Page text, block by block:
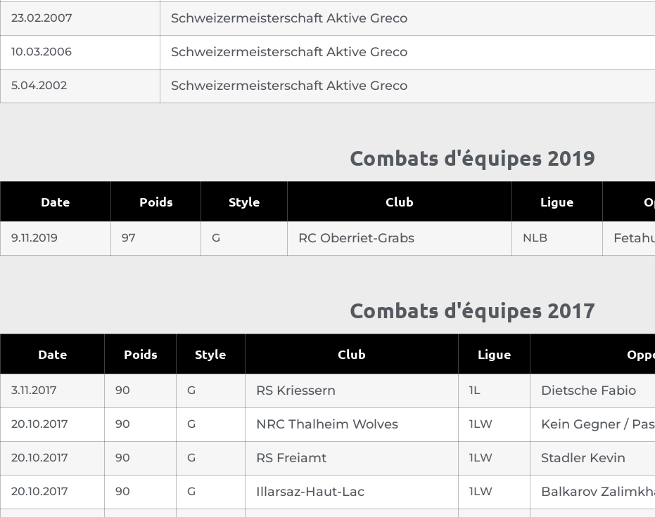
23.02.2007 Schweizermeisterschaft Aktive Greco
10.03.2006 Schweizermeisterschaft Aktive Greco
5.04.2002 Schweizermeisterschaft Aktive Greco
Combats d'équipes 2019
Date Poids Style Club Ligue
9.11.2019 97 G RC Oberriet-Grabs NLB
Combats d'équipes 2017
Date Poids Style Club Ligue
3.11.2017 90 G RS Kriessern 1L Dietsche Fabio
20.10.2017 90 G NRC Thalheim Wolves 1LW Kein Gegner /
20.10.2017 90 G RS Freiamt 1LW Stadler Kevin
20.10.2017 90 G Illarsaz-Haut-Lac 1LW Balkarov